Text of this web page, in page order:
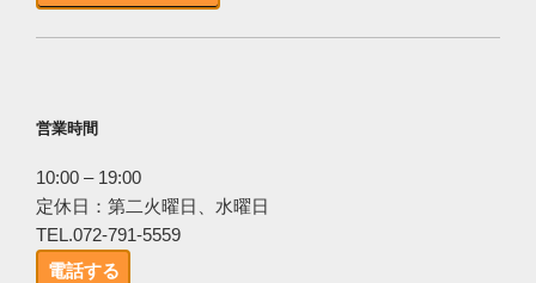
営業時間
10:00 – 19:00
定休日：第二火曜日、水曜日
TEL.072-791-5559
電話する